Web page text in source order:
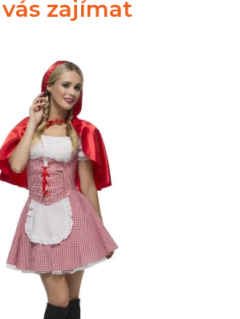
zajímat